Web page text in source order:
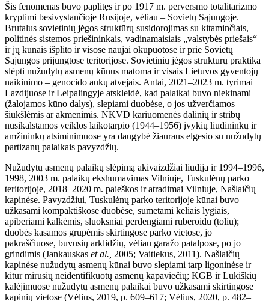
Šis fenomenas buvo paplitęs ir po 1917 m. perversmo totalitarizmo
kryptimi besivystančioje Rusijoje, vėliau – Sovietų Sąjungoje.
Brutalus sovietinių jėgos struktūrų susidorojimas su kitaminčiais,
politinės sistemos priešininkais, vadinamaisiais „valstybės priešais“
ir jų kūnais išplito ir visose naujai okupuotose ir prie Sovietų
Sąjungos prijungtose teritorijose. Sovietinių jėgos struktūrų praktika
slėpti nužudytų asmenų kūnus matoma ir visais Lietuvos gyventojų
naikinimo – genocido aukų atvejais. Antai, 2021–2023 m. tyrimai
Lazdijuose ir Leipalingyje atskleidė, kad palaikai buvo niekinami
(žalojamos kūno dalys), slepiami duobėse, o jos užverčiamos
šiukšlėmis ar akmenimis. NKVD kariuomenės dalinių ir stribų
nusikalstamos veiklos laikotarpio (1944–1956) įvykių liudininkų ir
amžininkų atsiminimuose yra daugybė žiauraus elgesio su nužudytų
partizanų palaikais pavyzdžių.
Nužudytų asmenų palaikų slėpimą akivaizdžiai liudija ir 1994–1996,
1998, 2003 m. palaikų ekshumavimas Vilniuje, Tuskulėnų parko
teritorijoje, 2018–2020 m. paieškos ir atradimai Vilniuje, Našlaičių
kapinėse. Pavyzdžiui, Tuskulėnų parko teritorijoje kūnai buvo
užkasami kompaktiškose duobėse, sumetami keliais lygiais,
apiberiami kalkėmis, sluoksniai perdengiami ruberoidu (toliu);
duobės kasamos grupėmis skirtingose parko vietose, jo
pakraščiuose, buvusių arklidžių, vėliau garažo patalpose, po jo
grindimis (Jankauskas et al., 2005; Vaitiekus, 2011). Našlaičių
kapinėse nužudytų asmenų kūnai buvo slepiami tarp ligoninėse ir
kitur mirusių neidentifikuotų asmenų kapaviečių; KGB ir Lukiškių
kalėjimuose nužudytų asmenų palaikai buvo užkasami skirtingose
kapinių vietose (Vėlius, 2019, p. 609–617; Vėlius, 2020, p. 482–